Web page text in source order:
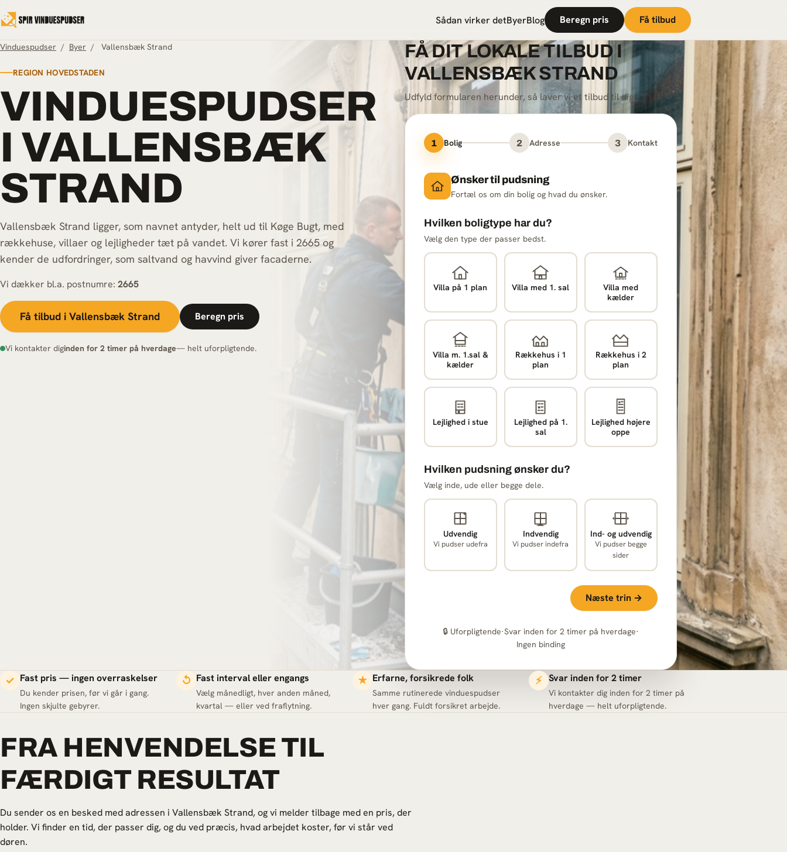
Sådan virker detByerBlog Beregn pris Få tilbud
Vinduespudser / Byer / Vallensbæk Strand
REGION HOVEDSTADEN
VINDUESPUDSER
I VALLENSBÆK
STRAND
Vallensbæk Strand ligger, som navnet antyder, helt ud til Køge Bugt, med
rækkehuse, villaer og lejligheder tæt på vandet. Vi kører fast i 2665 og
kender de udfordringer, som saltvand og havvind giver facaderne.
Vi dækker bl.a. postnumre: 2665
Få tilbud i Vallensbæk Strand Beregn pris
Vi kontakter diginden for 2 timer på hverdage— helt uforpligtende.
FÅ DIT LOKALE TILBUD I
VALLENSBÆK STRAND
Udfyld formularen herunder, så laver vi et tilbud til dig.
1 Bolig 2 Adresse 3 Kontakt
Ønsker til pudsning
Fortæl os om din bolig og hvad du ønsker.
Hvilken boligtype har du?
Vælg den type der passer bedst.
Villa på 1 plan Villa med 1. sal
Villa med
kælder
Villa m. 1.sal &
kælder
Rækkehus i 1
plan
Rækkehus i 2
plan
Lejlighed i stue
Lejlighed på 1.
sal
Lejlighed højere
oppe
Hvilken pudsning ønsker du?
Vælg inde, ude eller begge dele.
Udvendig
Vi pudser udefra
Indvendig
Vi pudser indefra
Ind- og udvendig
Vi pudser begge
sider
Næste trin →
🔒 Uforpligtende·Svar inden for 2 timer på hverdage·
Ingen binding
✓ Fast pris — ingen overraskelser
Du kender prisen, før vi går i gang.
Ingen skjulte gebyrer.
↺ Fast interval eller engangs
Vælg månedligt, hver anden måned,
kvartal — eller ved fraflytning.
★ Erfarne, forsikrede folk
Samme rutinerede vinduespudser
hver gang. Fuldt forsikret arbejde.
⚡ Svar inden for 2 timer
Vi kontakter dig inden for 2 timer på
hverdage — helt uforpligtende.
FRA HENVENDELSE TIL
FÆRDIGT RESULTAT
Du sender os en besked med adressen i Vallensbæk Strand, og vi melder tilbage med en pris, der
holder. Vi finder en tid, der passer dig, og du ved præcis, hvad arbejdet koster, før vi står ved
døren.